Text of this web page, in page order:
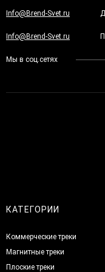
Info@Brend-Svet.ru
Info@Brend-Svet.ru
Мы в соц.сетях
КАТЕГОРИИ
Коммерческие треки
Магнитные треки
Плоские треки